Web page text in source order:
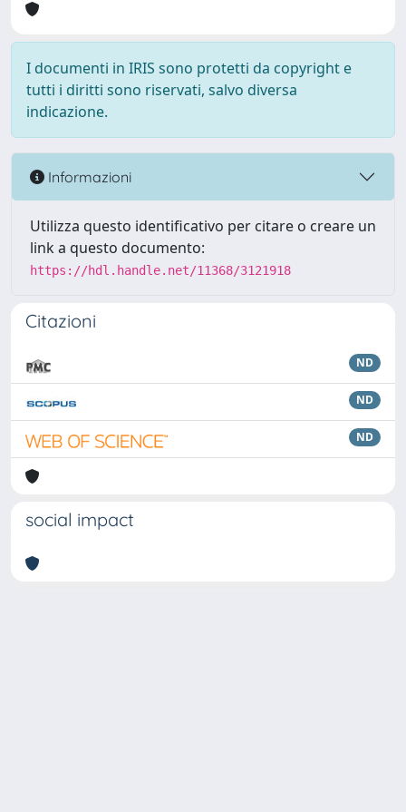
I documenti in IRIS sono protetti da copyright e
tutti i diritti sono riservati, salvo diversa
indicazione.
Informazioni
Utilizza questo identificativo per citare o creare un
link a questo documento:
https://hdl.handle.net/11368/3121918
Citazioni
ND
ND
ND
social impact